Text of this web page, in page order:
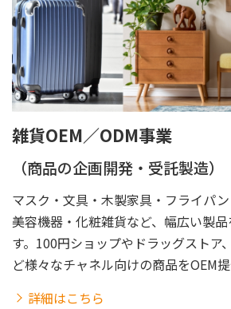
雑貨OEM／ODM事業
（商品の企画開発・受託製造）
マスク・文具・木製家具・フライパ
美容機器・化粧雑貨など、幅広い製
す。100円ショップやドラッグストア
ど様々なチャネル向けの商品をOEM提
詳細はこちら